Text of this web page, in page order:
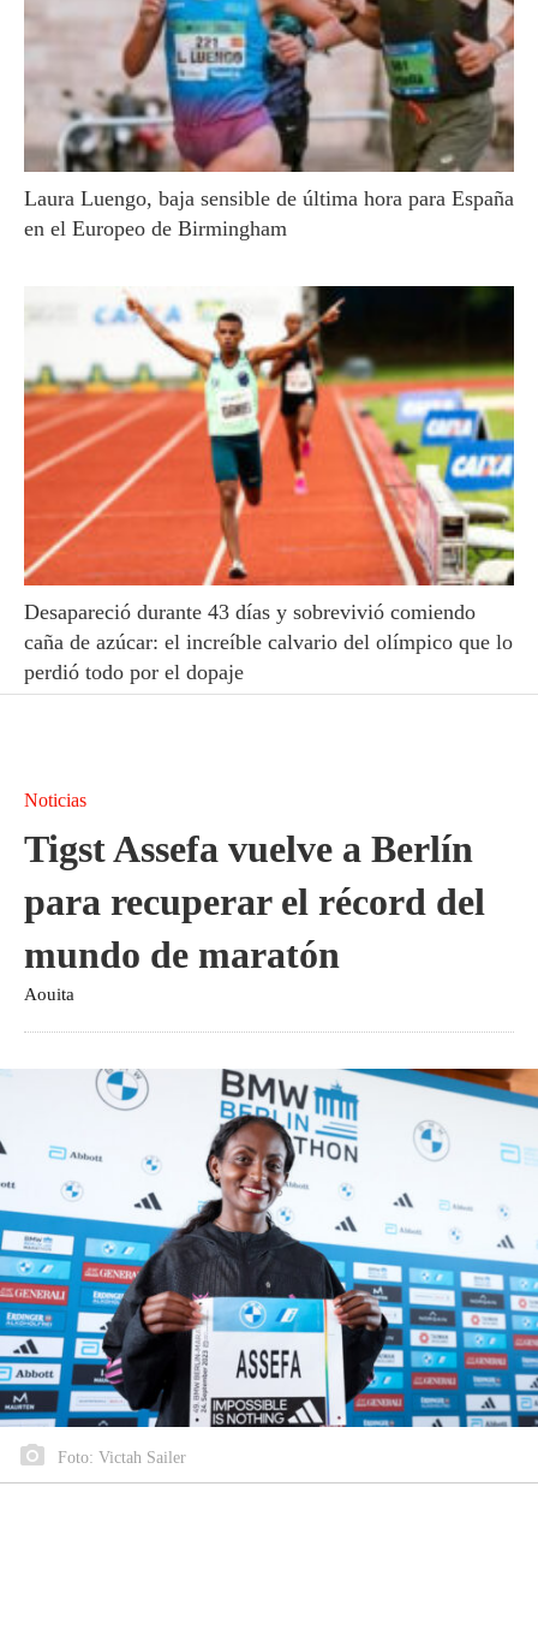
Laura Luengo, baja sensible de última hora para España
en el Europeo de Birmingham
Desapareció durante 43 días y sobrevivió comiendo
caña de azúcar: el increíble calvario del olímpico que lo
perdió todo por el dopaje